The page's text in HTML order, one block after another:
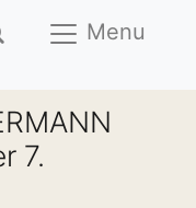
Menu
7.